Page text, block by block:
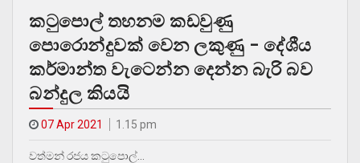
කටුපොල් තහනම කඩවුණු
පොරොන්දුවක් වෙන ලකුණු – දේශීය
කර්මාන්ත වැටෙන්න දෙන්න බැරි බව
බන්දුල කියයි
07 Apr 2021 1.15 pm
වත්මන් රජය කටුපොල්…